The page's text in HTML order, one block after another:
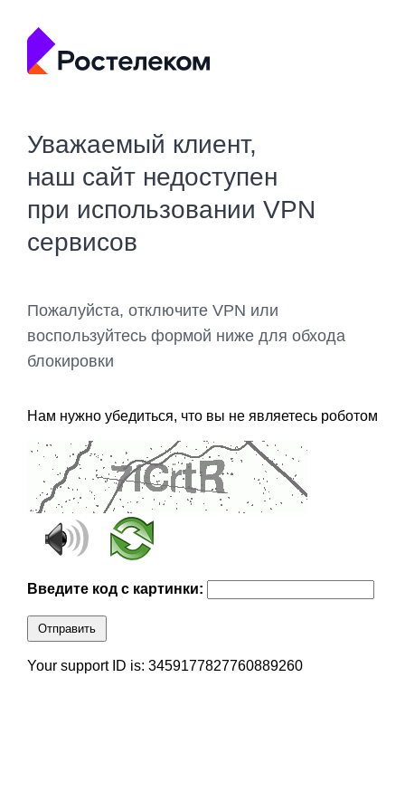
Уважаемый клиент,
наш сайт недоступен
при использовании VPN
сервисов
Пожалуйста, отключите VPN или
воспользуйтесь формой ниже для обхода
блокировки
Нам нужно убедиться, что вы не являетесь роботом
Введите код с картинки:
Отправить
Your support ID is: 3459177827760889260